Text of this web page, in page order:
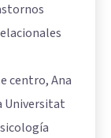
centro, Ana
Universitat